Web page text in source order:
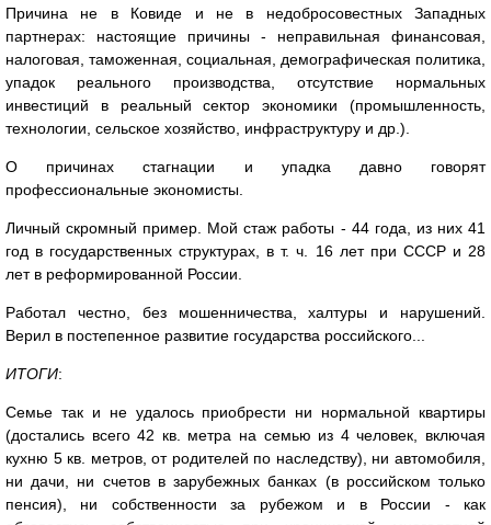
Причина не в Ковиде и не в недобросовестных Западных
партнерах: настоящие причины - неправильная финансовая,
налоговая, таможенная, социальная, демографическая политика,
упадок реального производства, отсутствие нормальных
инвестиций в реальный сектор экономики (промышленность,
технологии, сельское хозяйство, инфраструктуру и др.).
О причинах стагнации и упадка давно говорят
профессиональные экономисты.
Личный скромный пример. Мой стаж работы - 44 года, из них 41
год в государственных структурах, в т. ч. 16 лет при СССР и 28
лет в реформированной России.
Работал честно, без мошенничества, халтуры и нарушений.
Верил в постепенное развитие государства российского...
ИТОГИ:
Семье так и не удалось приобрести ни нормальной квартиры
(достались всего 42 кв. метра на семью из 4 человек, включая
кухню 5 кв. метров, от родителей по наследству), ни автомобиля,
ни дачи, ни счетов в зарубежных банках (в российском только
пенсия), ни собственности за рубежом и в России - как